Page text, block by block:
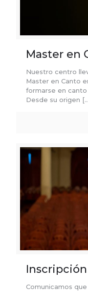
Master en
Nuestro centro
Master en Canto
formarse en
Desde su origen
Comunicamos